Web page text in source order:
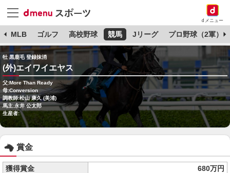
dメニュー
MLB ゴルフ 高校野球 競馬 Jリーグ プロ野球（2軍）
牡 黒鹿毛 登録抹消
(外)エイワイエヤス
父:More Than Ready
母:Conversion
調教師:松山 康久 (美浦)
馬主:永井 公太郎
生産者:
賞金
獲得賞金
680万円